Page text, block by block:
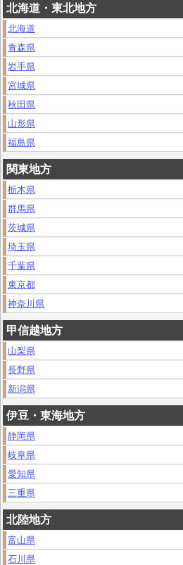
北海道・東北地方
北海道
青森県
岩手県
宮城県
秋田県
山形県
福島県
関東地方
栃木県
群馬県
茨城県
埼玉県
千葉県
東京都
神奈川県
甲信越地方
山梨県
長野県
新潟県
伊豆・東海地方
静岡県
岐阜県
愛知県
三重県
北陸地方
富山県
石川県